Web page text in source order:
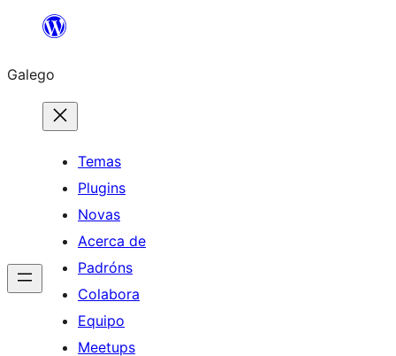
Saltar
contido
Galego
Temas
Plugins
Novas
Acerca de
Padróns
Colabora
Equipo
Meetups